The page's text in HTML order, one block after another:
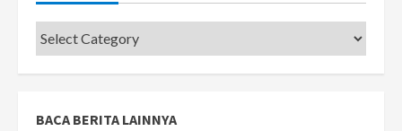
Categories
BACA BERITA LAINNYA